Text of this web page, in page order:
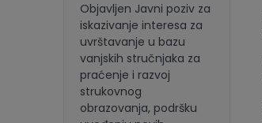
Objavljen Javni poziv za
iskazivanje interesa za
uvrštavanje u bazu
vanjskih stručnjaka za
praćenje i razvoj
strukovnog
obrazovanja, podršku